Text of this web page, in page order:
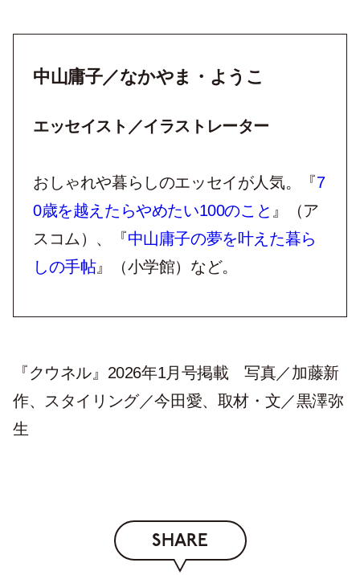
中山庸子／なかやま・ようこ
エッセイスト／イラストレーター
おしゃれや暮らしのエッセイが人気。『7
0歳を越えたらやめたい100のこと 』（ア
スコム）、『中山庸子の夢を叶えた暮ら
しの手帖』（小学館）など。
『クウネル』2026年1月号掲載 写真／加藤新
作、スタイリング／今田愛、取材・文／黒澤弥
生
SHARE